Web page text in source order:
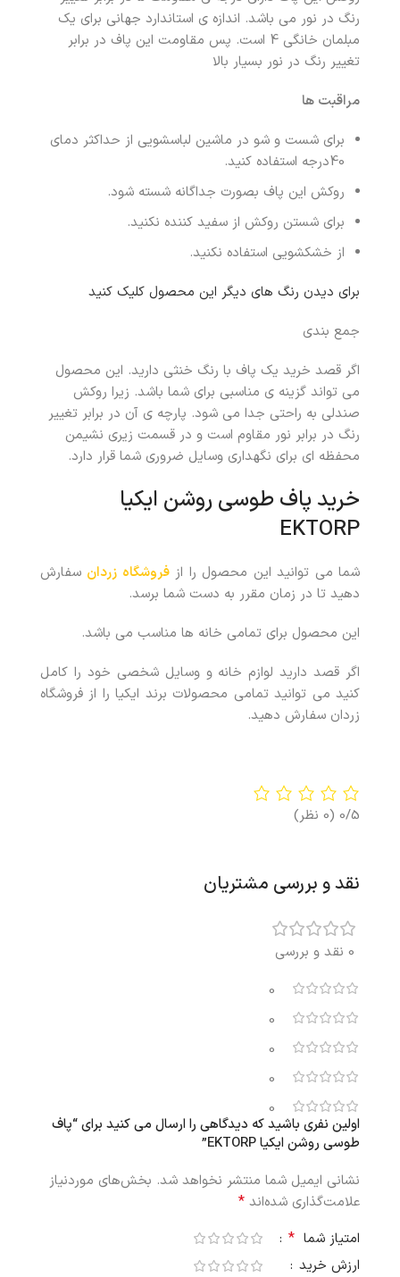
رنگ در نور می باشد. اندازه ی استاندارد جهانی برای یک
مبلمان خانگی 4 است. پس مقاومت این پاف در برابر
تغییر رنگ در نور بسیار بالا
مراقبت ها
برای شست و شو در ماشین لباسشویی از حداکثر دمای
40درجه استفاده کنید.
روکش این پاف بصورت جداگانه شسته شود.
برای شستن روکش از سفید کننده نکنید.
از خشکشویی استفاده نکنید.
برای دیدن رنگ های دیگر این محصول کلیک کنید
جمع بندی
اگر قصد خرید یک پاف با رنگ خنثی دارید. این محصول
می تواند گزینه ی مناسبی برای شما باشد. زیرا روکش
صندلی به راحتی جدا می شود. پارچه ی آن در برابر تغییر
رنگ در برابر نور مقاوم است و در قسمت زیری نشیمن
محفظه ای برای نگهداری وسایل ضروری شما قرار دارد.
خرید پاف طوسی روشن ایکیا
EKTORP
شما می توانید این محصول را ازفروشگاه زردان سفارش
دهید تا در زمان مقرر به دست شما برسد.
این محصول برای تمامی خانه ها مناسب می باشد.
اگر قصد دارید لوازم خانه و وسایل شخصی خود را کامل
کنید می توانید تمامی محصولات برند ایکیا را از فروشگاه
زردان سفارش دهید.
0/5 (0 نظر)
نقد و بررسی مشتریان
0 نقد و بررسی
0
0
0
0
0
اولین نفری باشید که دیدگاهی را ارسال می کنید برای “پاف
طوسی روشن ایکیا EKTORP”
نشانی ایمیل شما منتشر نخواهد شد. بخش‌های موردنیاز
علامت‌گذاری شده‌اند *
امتیاز شما *
ارزش خرید